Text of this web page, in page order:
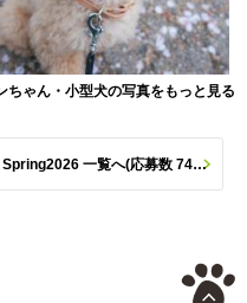
ちゃん・小型犬の写真をもっと見る
イヌトミィ モデル犬フォトコンテスト Spring2026 一覧へ(応募数 747枚)